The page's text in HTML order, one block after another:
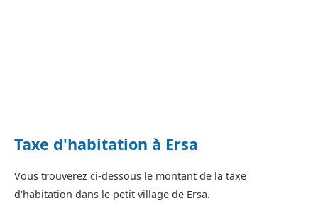
Taxe d'habitation à Ersa
Vous trouverez ci-dessous le montant de la taxe
d'habitation dans le petit village de Ersa.